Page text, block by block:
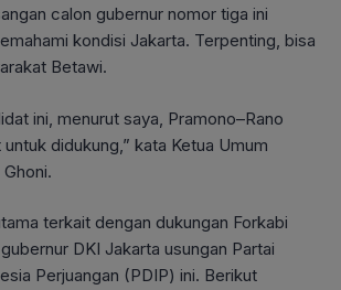
calon gubernur nomor tiga ini
kondisi Jakarta. Terpenting, bisa
Betawi.
ini, menurut saya, Pramono–Rano
didukung,” kata Ketua Umum
terkait dengan dukungan Forkabi
DKI Jakarta usungan Partai
Perjuangan (PDIP) ini. Berikut